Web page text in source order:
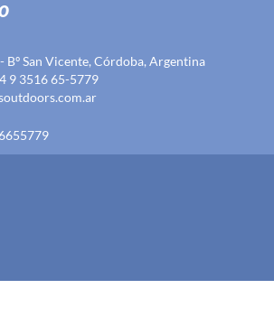
San Vicente, Córdoba, Argentina
9 3516 65-5779